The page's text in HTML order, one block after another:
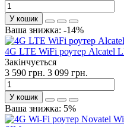
У кошик
Ваша знижка: -14%
4G LTE WiFi роутер Alcatel
Закінчується
3 590 грн. 3 099 грн.
У кошик
Ваша знижка: 5%